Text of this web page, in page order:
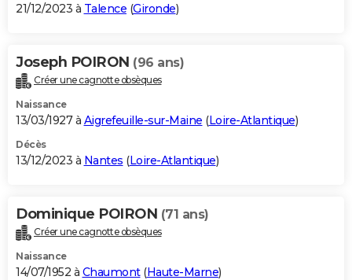
21/12/2023 à Talence (Gironde)
Joseph POIRON (96 ans)
Créer une cagnotte obsèques
Naissance
13/03/1927 à Aigrefeuille-sur-Maine (Loire-Atlantique)
Décès
13/12/2023 à Nantes (Loire-Atlantique)
Dominique POIRON (71 ans)
Créer une cagnotte obsèques
Naissance
14/07/1952 à Chaumont(Haute-Marne)